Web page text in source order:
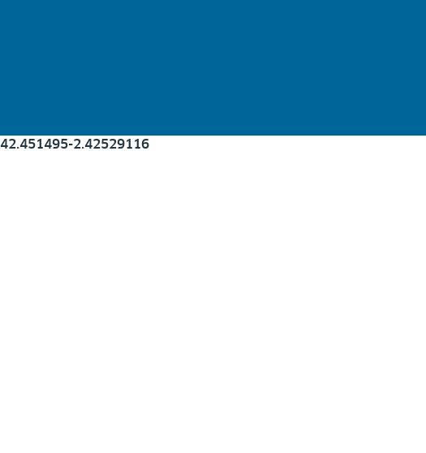
42.451495-2.42529116